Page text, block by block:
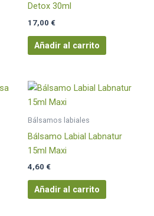
Detox 30ml
17,00 €
Añadir al carrito
Bálsamos labiales
Bálsamo Labial Labnatur
15ml Maxi
4,60 €
Añadir al carrito